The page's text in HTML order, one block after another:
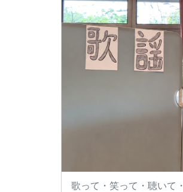
歌って・笑って・聴いて